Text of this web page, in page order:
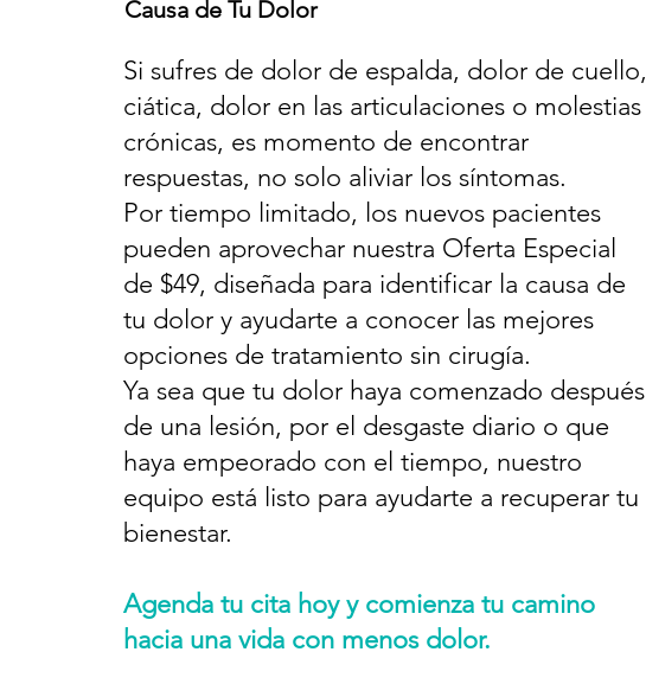
Causa de Tu Dolor
Si sufres de dolor de espalda, dolor de cuello,
ciática, dolor en las articulaciones o molestias
crónicas, es momento de encontrar
respuestas, no solo aliviar los síntomas.
Por tiempo limitado, los nuevos pacientes
pueden aprovechar nuestra Oferta Especial
de $49, diseñada para identificar la causa de
tu dolor y ayudarte a conocer las mejores
opciones de tratamiento sin cirugía.
Ya sea que tu dolor haya comenzado después
de una lesión, por el desgaste diario o que
haya empeorado con el tiempo, nuestro
equipo está listo para ayudarte a recuperar tu
bienestar.
Agenda tu cita hoy y comienza tu camino
hacia una vida con menos dolor.